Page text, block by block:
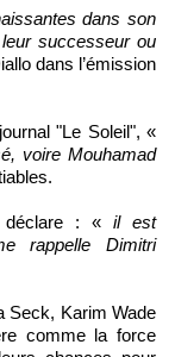
successeur ou
dans l’émission
"Le Soleil", «
voire Mouhamad
déclare : «il est
rappelle Dimitri
Seck, Karim Wade
comme la force